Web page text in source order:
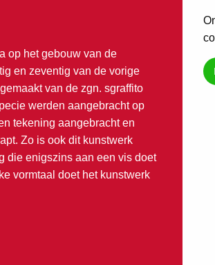
op het gebouw van de
en zeventig van de vorige
van de zgn. sgraffito
werden aangebracht op
tekening aangebracht en
Zo is ook dit kunstwerk
die enigszins aan een vis doet
vormtaal doet het kunstwerk